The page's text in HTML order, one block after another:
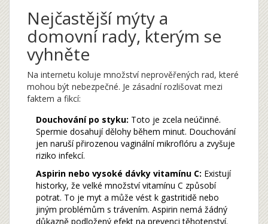
Nejčastější mýty a
domovní rady, kterým se
vyhněte
Na internetu koluje množství neprověřených rad, které
mohou být nebezpečné. Je zásadní rozlišovat mezi
faktem a fikcí:
Douchování po styku: Toto je zcela neúčinné.
Spermie dosahují dělohy během minut. Douchování
jen naruší přirozenou vaginální mikroflóru a zvyšuje
riziko infekcí.
Aspirin nebo vysoké dávky vitamínu C: Existují
historky, že velké množství vitamínu C způsobí
potrat. To je myt a může vést k gastritidě nebo
jiným problémům s trávením. Aspirin nemá žádný
důkazně podložený efekt na prevenci těhotenství.